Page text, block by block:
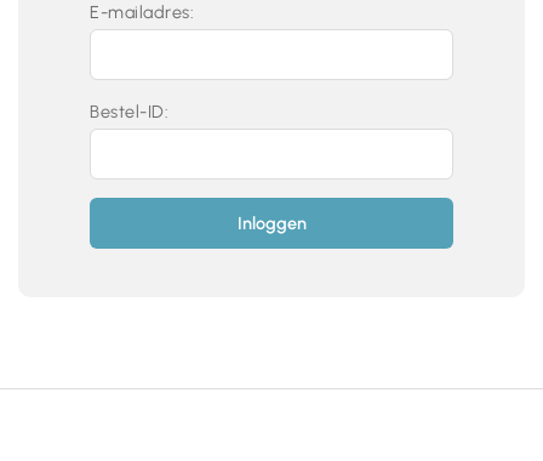
E-mailadres:
Bestel-ID:
Inloggen